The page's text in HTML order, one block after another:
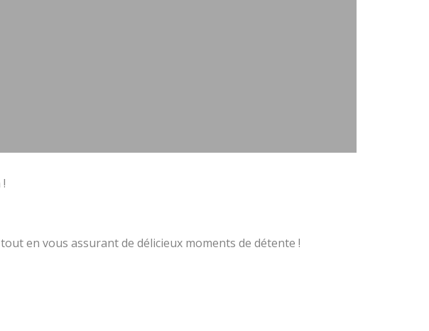
en vous assurant de délicieux moments de détente !